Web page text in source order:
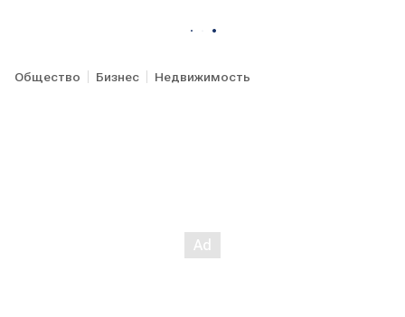
Общество Бизнес Недвижимость